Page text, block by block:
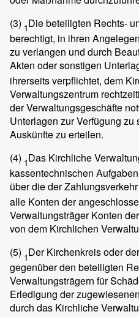
(3) 1Die beteiligten Rechts-
berechtigt, in ihren
zu verlangen und durch
Akten oder sonstigen
ihrerseits verpflichtet, dem
Verwaltungszentrum
der Verwaltungsgeschäfte
Unterlagen zur Verfügung
Auskünfte zu erteilen.
(4) 1Das Kirchliche
kassentechnischen
über die der
alle Konten der
Verwaltungsträger Konten
von dem Kirchlichen
(5) 1Der Kirchenkreis oder
gegenüber den beteiligten
Verwaltungsträgern für
Erledigung der
durch das Kirchliche